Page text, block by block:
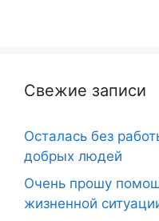
Свежие записи
Осталась без
добрых людей
Очень прошу
жизненной